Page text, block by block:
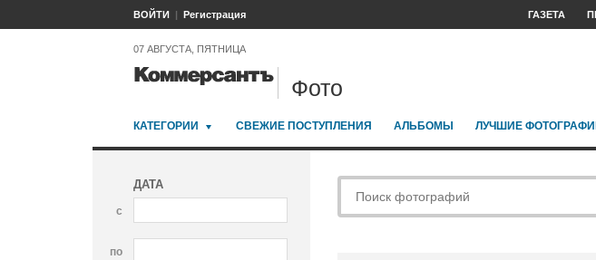
ВОЙТИ Регистрация ГАЗЕТА
07 АВГУСТА, ПЯТНИЦА
Фото
КАТЕГОРИИ СВЕЖИЕ ПОСТУПЛЕНИЯ АЛЬБОМЫ ЛУЧШИЕ
ДАТА
с
по